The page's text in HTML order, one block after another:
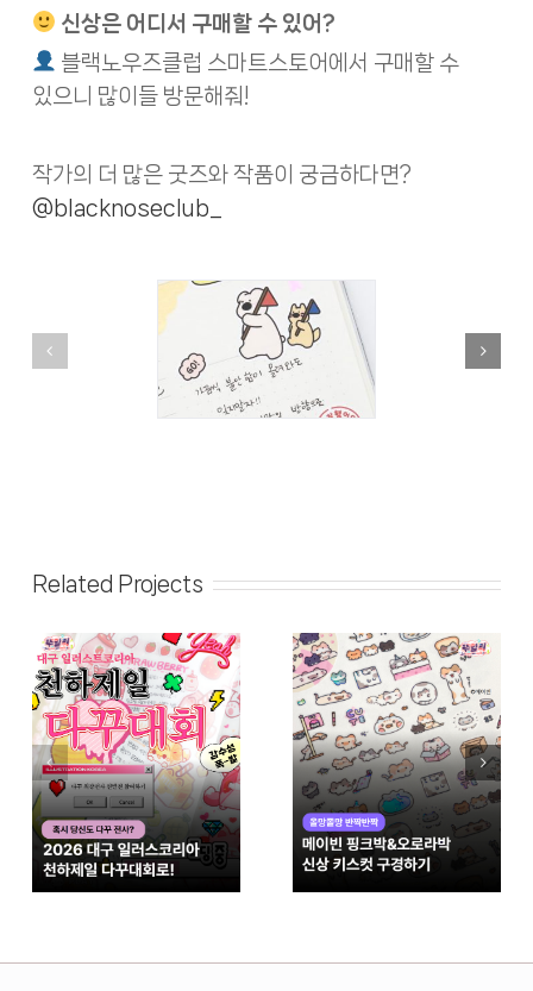
신상은 어디서 구매할 수 있어?
블랙노우즈클럽 스마트스토어에서 구매할 수
있으니 많이들 방문해줘!
작가의 더 많은 굿즈와 작품이 궁금하다면?
@blacknoseclub_
Related Projects